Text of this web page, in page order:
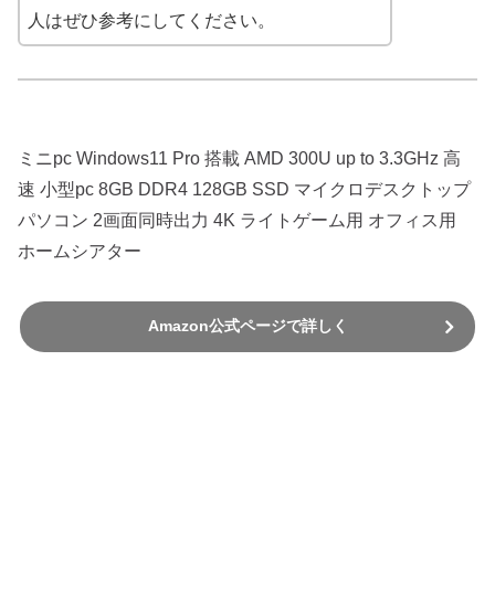
人はぜひ参考にしてください。
ミニpc Windows11 Pro 搭載 AMD 300U up to 3.3GHz 高
速 小型pc 8GB DDR4 128GB SSD マイクロデスクトップ
パソコン 2画面同時出力 4K ライトゲーム用 オフィス用
ホームシアター
Amazon公式ページで詳しく